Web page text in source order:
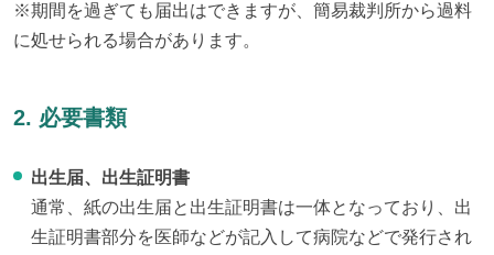
※期間を過ぎても届出はできますが、簡易裁判所から過料
に処せられる場合があります。
2. 必要書類
出生届、出生証明書
通常、紙の出生届と出生証明書は一体となっており、出
生証明書部分を医師などが記入して病院などで発行され